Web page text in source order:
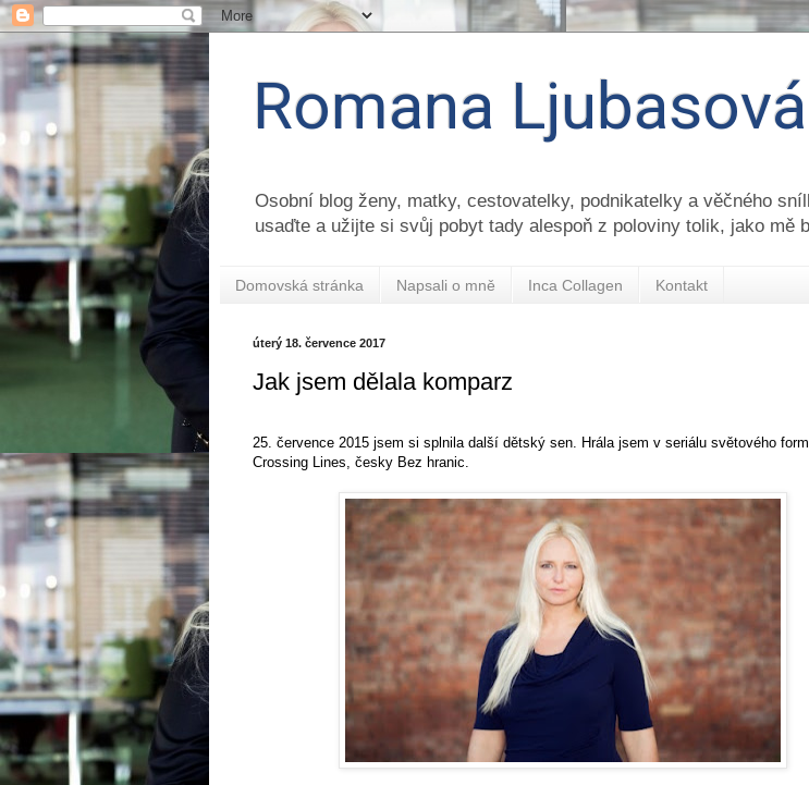
Romana Ljubasová
Osobní blog ženy, matky, cestovatelky, podnikatelky a věčného
usaďte a užijte si svůj pobyt tady alespoň z poloviny tolik, jako mě
Domovská stránka Napsali o mně Inca Collagen Kontakt
úterý 18. července 2017
Jak jsem dělala komparz
25. července 2015 jsem si splnila další dětský sen. Hrála jsem v seriálu světového
Crossing Lines, česky Bez hranic.